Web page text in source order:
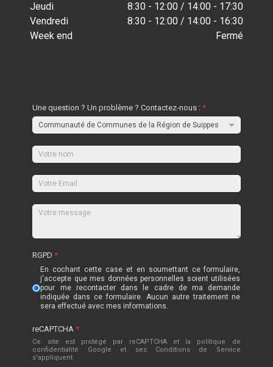
Jeudi
8:30 - 12:00 / 14:00 - 17:30
Vendredi
8:30 - 12:00 / 14:00 - 16:30
Week end
Fermé
Une question ? Un problème ? Contactez-nous :*
RGPD*
En cochant cette case et en soumettant ce formulaire,
j'accepte que mes données personnelles soient utilisées
pour me recontacter dans le cadre de ma demande
indiquée dans ce formulaire. Aucun autre traitement ne
sera effectué avec mes informations.
reCAPTCHA*
Ce site est protégé par reCAPTCHA et la politique de
confidentialité Google et
ses Conditions de Service
s'appliquent.